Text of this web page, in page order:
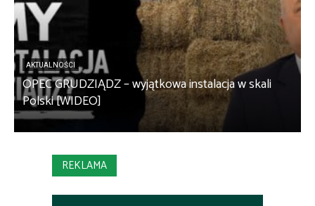
AKTUALNOŚCI
OPEC GRUDZIĄDZ – wyjątkowa instalacja w skali
Polski [WIDEO]
REKLAMA